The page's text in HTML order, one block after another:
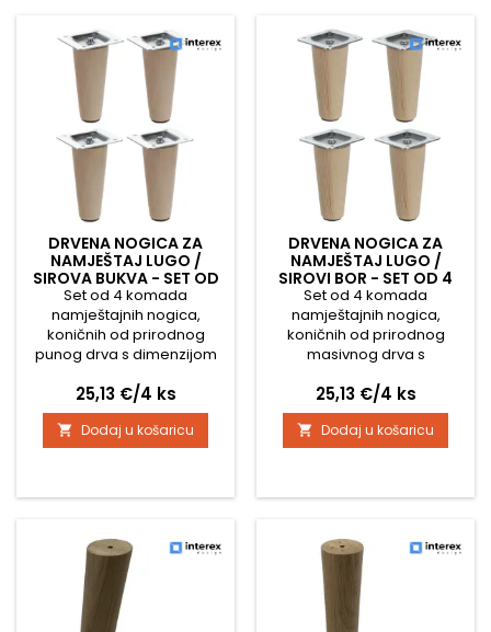
protuklizne zaštitne filce za
pod.
bajcati u željenu boju U
paketu se nalaze i
protuklizne zaštitne filc
podloške za pod.
DRVENA NOGICA ZA
NAMJEŠTAJ LUGO /
SIROVA BUKVA - SET OD
4 KOMADA
Set od 4 komada
namještajnih nogica,
koničnih od prirodnog
punog drva s dimenzijom
donjem dijelu 25 mm
Dimenzija gornje pločice za
pričvršćivanje je 45 x 45
mm Nogica je sirova, bez
ju je potrebno lakirati ili
protuklizni zaštitni filci za
pod.
Cijena
25,13 €/4 ks
 Dodaj u košaricu
DRVENA NOGICA ZA
NAMJEŠTAJ LUGO /
SIROVI BOR - SET OD 4
KOMADA
Set od 4 komada
namještajnih nogica,
koničnih od prirodnog
masivnog drva s
dijelu 45 mm i na donjem
dijelu 25 mm Dimenzija
gornje pločice za
pričvršćivanje je 45 x 45
površinske obrade, stoga
Uključuje i protuklizne
zaštitne filce za pod.
Cijena
25,13 €/4 ks
 Dodaj u košaricu